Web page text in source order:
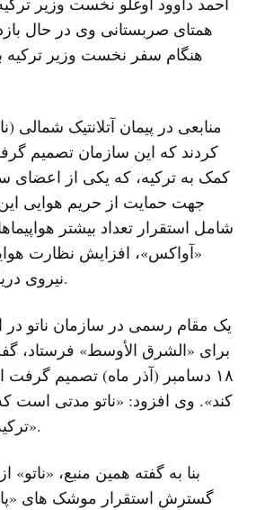
همتای صربستانی وی در حال
هنگام سفر نخست وزیر ترکیه
منابعی در پیمان آتلانتیک شمالی
کردند که این سازمان تصمیم
کمک به ترکیه، که یکی از اعضای
جهت حمایت از حریم هوایی
شامل استقرار تعداد بیشتر
«آواکس»، افزایش نظارت
نیروی دریایی در منطقه است.
یک مقام رسمی در سازمان ناتو در
برای «الشرق الأوسط» فرستاد،
۱۸ دسامبر (آذر ماه) تصمیم گرفت
کند». وی افزود: «ناتو مدتی است
ترکیه را بررسی می کند».
بنا به گفته همین منبع، «ناتو»
گسترش استقرار موشک های